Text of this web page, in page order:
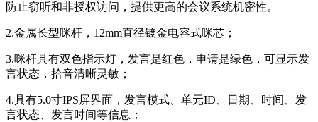
防止窃听和非授权访问，提供更高的会议系统机密性。
2.金属长型咪杆，12mm直径镀金电容式咪芯；
3.咪杆具有双色指示灯，发言是红色，申请是绿色，可显示发
言状态，拾音清晰灵敏；
4.具有5.0寸IPS屏界面，发言模式、单元ID、日期、时间、发
言状态、发言时间等信息；